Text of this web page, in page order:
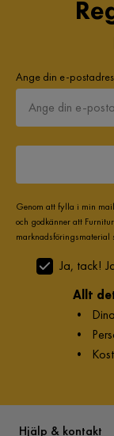
Ange din e-
Genom att fylla i min
och godkänner att
Ja, tack!
Allt
•
•
•
Hjälp & kontakt